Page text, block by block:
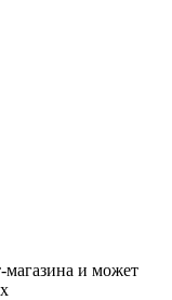
магазина и может